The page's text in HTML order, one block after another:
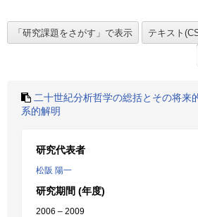
二十世紀分析哲学の総括とその将来
系的解明
研究代表者
松阪 陽一
研究期間 (年度)
2006 – 2009